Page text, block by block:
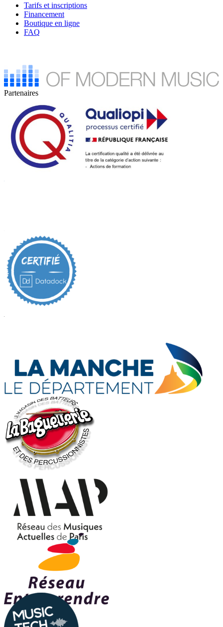
Tarifs et inscriptions
Financement
Boutique en ligne
FAQ
Partenaires